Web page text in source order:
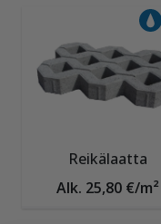
Reikälaatta
Alk. 25,80 €/m²